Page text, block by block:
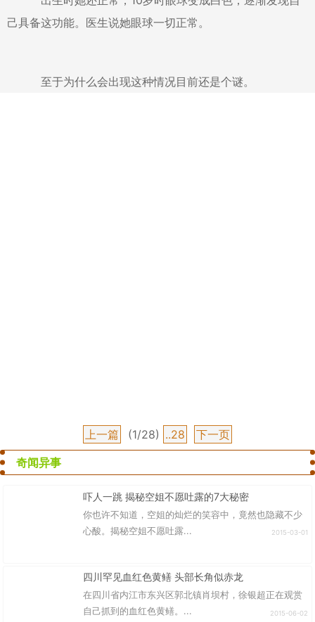
己具备这功能。医生说她眼球一切正常。
至于为什么会出现这种情况目前还是个谜。
上一篇 (1/28) ..28
下一页
奇闻异事
吓人一跳 揭秘空姐不愿吐露的7大秘密
你也许不知道，空姐的灿烂的笑容中，竟然也隐藏不少
心酸。揭秘空姐不愿吐露...
2015-03-01
四川罕见血红色黄鳝 头部长角似赤龙
在四川省内江市东兴区郭北镇肖坝村，徐银超正在观赏
自己抓到的血红色黄鳝。...
2015-06-02